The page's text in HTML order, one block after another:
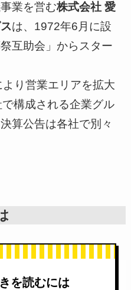
業を営む株式会社 愛
は、1972年6月に設
互助会」からスター
り営業エリアを拡大
構成される企業グル
算公告は各社で別々
健全な経営を行って
類となります。株式
を読むには